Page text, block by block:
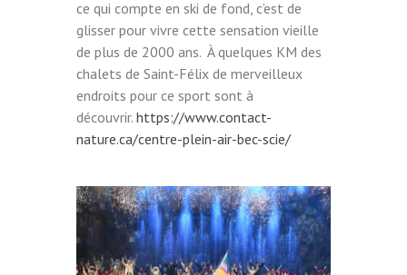
ce qui compte en ski de fond, c’est de
glisser pour vivre cette sensation vieille
de plus de 2000 ans. À quelques KM des
chalets de Saint-Félix de merveilleux
endroits pour ce sport sont à
découvrir. https://www.contact-
nature.ca/centre-plein-air-bec-scie/